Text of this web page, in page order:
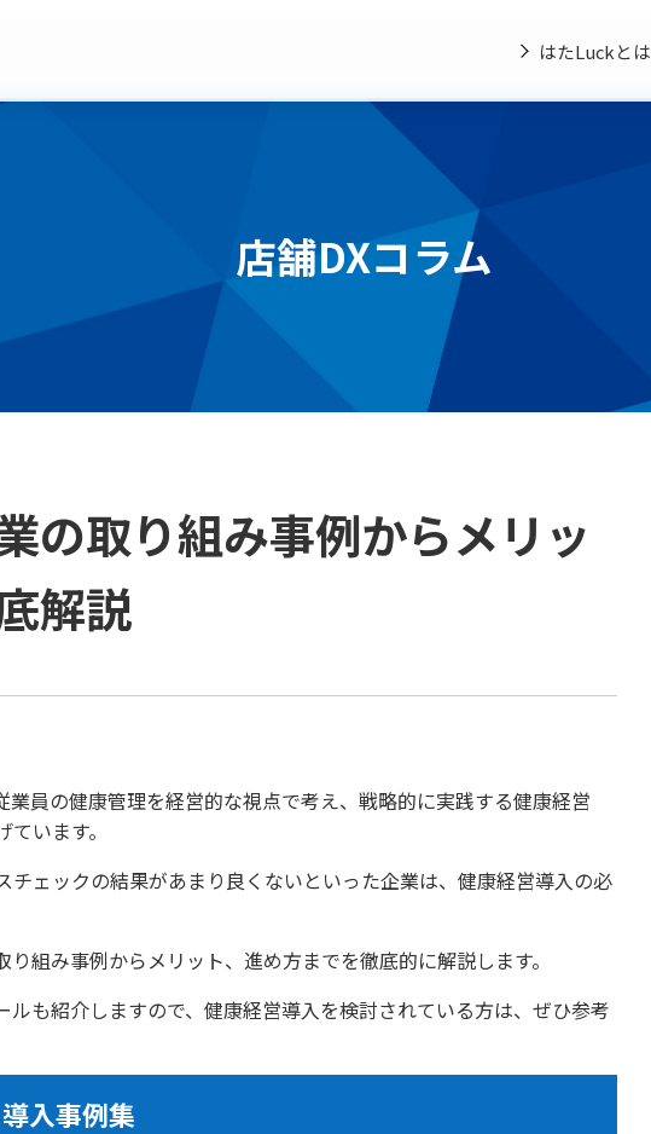
はたLuckとは
店舗DXコラム
の取り組み事例からメリッ
解説
員の健康管理を経営的な視点で考え、戦略的に実践する健康経営
います。
ェックの結果があまり良くないといった企業は、健康経営導入の必
組み事例からメリット、進め方までを徹底的に解説します。
も紹介しますので、健康経営導入を検討されている方は、ぜひ参考
入事例集